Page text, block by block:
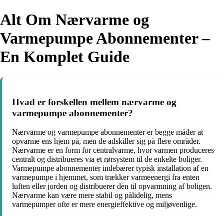
Alt Om Nærvarme og
Varmepumpe Abonnementer –
En Komplet Guide
Hvad er forskellen mellem nærvarme og
varmepumpe abonnementer?
Nærvarme og varmepumpe abonnementer er begge måder at
opvarme ens hjem på, men de adskiller sig på flere områder.
Nærvarme er en form for centralvarme, hvor varmen produceres
centralt og distribueres via et rørsystem til de enkelte boliger.
Varmepumpe abonnementer indebærer typisk installation af en
varmepumpe i hjemmet, som trækker varmeenergi fra enten
luften eller jorden og distribuerer den til opvarmning af boligen.
Nærvarme kan være mere stabil og pålidelig, mens
varmepumper ofte er mere energieffektive og miljøvenlige.